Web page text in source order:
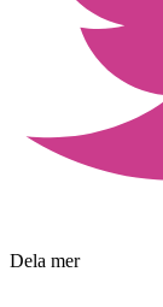
Dela mer